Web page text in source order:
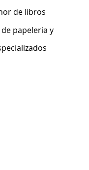
de libros
papeleria y